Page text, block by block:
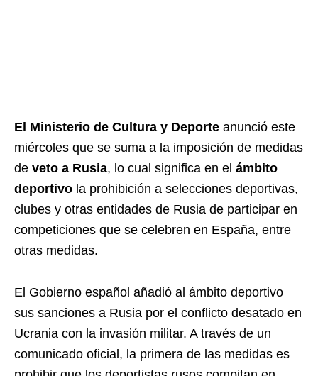
El Ministerio de Cultura y Deporte anunció este
miércoles que se suma a la imposición de medidas
de veto a Rusia, lo cual significa en el ámbito
deportivo la prohibición a selecciones deportivas,
clubes y otras entidades de Rusia de participar en
competiciones que se celebren en España, entre
otras medidas.
El Gobierno español añadió al ámbito deportivo
sus sanciones a Rusia por el conflicto desatado en
Ucrania con la invasión militar. A través de un
comunicado oficial, la primera de las medidas es